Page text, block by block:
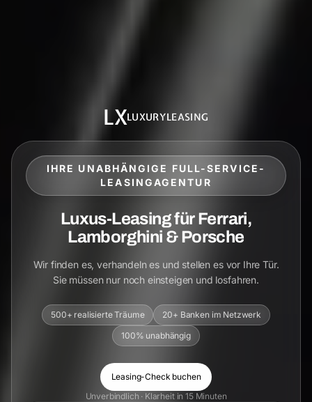
LXLUXURYLEASING
IHRE UNABHÄNGIGE FULL-SERVICE-
LEASINGAGENTUR
Luxus-Leasing für Ferrari,
Lamborghini & Porsche
Wir finden es, verhandeln es und stellen es vor Ihre Tür.
Sie müssen nur noch einsteigen und losfahren.
500+ realisierte Träume
20+ Banken im Netzwerk
100% unabhängig
Leasing-Check buchen
Unverbindlich · Klarheit in 15 Minuten